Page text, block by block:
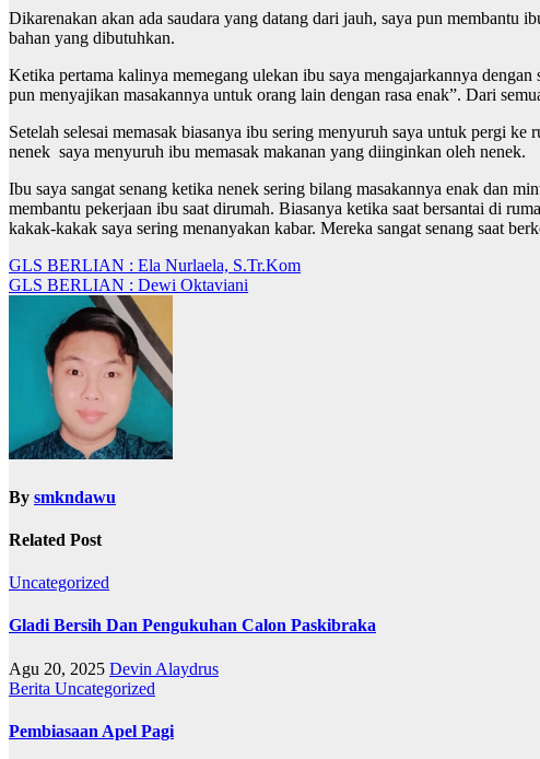
Dikarenakan akan ada saudara yang datang dari jauh, saya pun
bahan yang dibutuhkan.
Ketika pertama kalinya memegang ulekan ibu saya mengajarkannya
pun menyajikan masakannya untuk orang lain dengan rasa enak”. Dari
Setelah selesai memasak biasanya ibu sering menyuruh saya untuk pergi
nenek saya menyuruh ibu memasak makanan yang diinginkan oleh nenek.
Ibu saya sangat senang ketika nenek sering bilang masakannya enak dan
membantu pekerjaan ibu saat dirumah. Biasanya ketika saat bersantai di
kakak-kakak saya sering menanyakan kabar. Mereka sangat senang saat
Navigasi
pos
GLS BERLIAN : Ela Nurlaela, S.Tr.Kom
GLS BERLIAN : Dewi Oktaviani
By smkndawu
Related Post
Uncategorized
Gladi Bersih Dan Pengukuhan Calon Paskibraka
Agu 20, 2025 Devin Alaydrus
Berita Uncategorized
Pembiasaan Apel Pagi